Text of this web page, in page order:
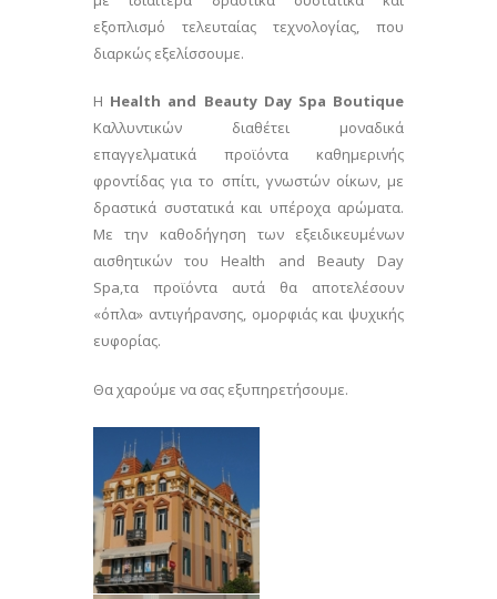
εξοπλισμό τελευταίας τεχνολογίας, που
διαρκώς εξελίσσουμε.
Η Health and Beauty Day Spa Boutique
Καλλυντικών διαθέτει μοναδικά
επαγγελματικά προϊόντα καθημερινής
φροντίδας για το σπίτι, γνωστών οίκων, με
δραστικά συστατικά και υπέροχα αρώματα.
Με την καθοδήγηση των εξειδικευμένων
αισθητικών του Health and Beauty Day
Spa,τα προϊόντα αυτά θα αποτελέσουν
«όπλα» αντιγήρανσης, ομορφιάς και ψυχικής
ευφορίας.
Θα χαρούμε να σας εξυπηρετήσουμε.